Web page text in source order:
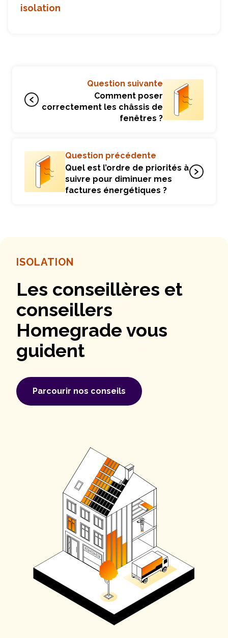
isolation
Question suivante
Comment poser
correctement les châssis de
fenêtres ?
Question précédente
Quel est l’ordre de priorités à
suivre pour diminuer mes
factures énergétiques ?
ISOLATION
Les conseillères et
conseillers
Homegrade vous
guident
Parcourir nos conseils